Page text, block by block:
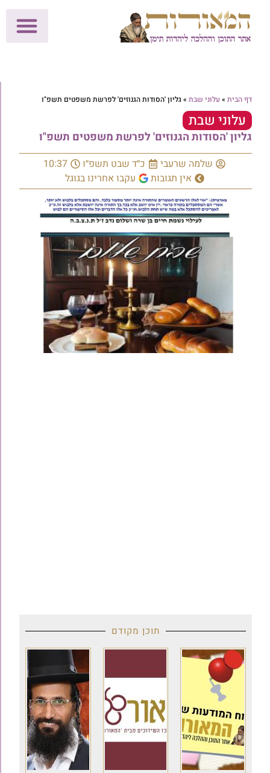
דף הבית » עלוני שבת »גליון 'הסודות הגנוזים' לפרשת משפטים תשפ"ו
עלוני שבת
גליון 'הסודות הגנוזים' לפרשת משפטים תשפ"ו
שלמה שרעבי כ״ד שבט תשפ״ו
10:37
אין תגובות
עקבו אחרינו בגוגל
תוכן מקודם